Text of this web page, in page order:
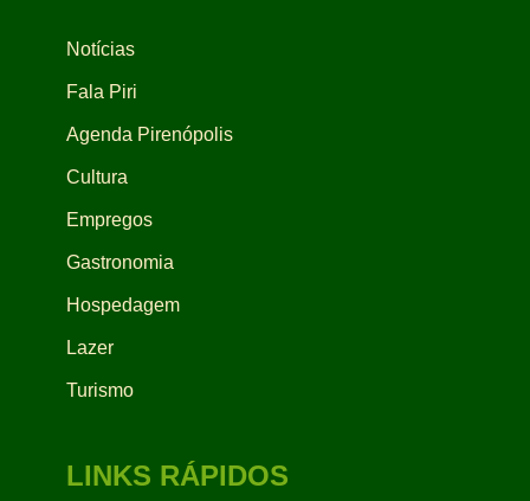
Notícias
Fala Piri
Agenda Pirenópolis
Cultura
Empregos
Gastronomia
Hospedagem
Lazer
Turismo
LINKS RÁPIDOS